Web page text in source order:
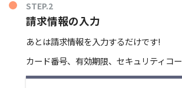
STEP.2
請求情報の入力
あとは請求情報を入力するだけです!
カード番号、有効期限、セキュリティコ